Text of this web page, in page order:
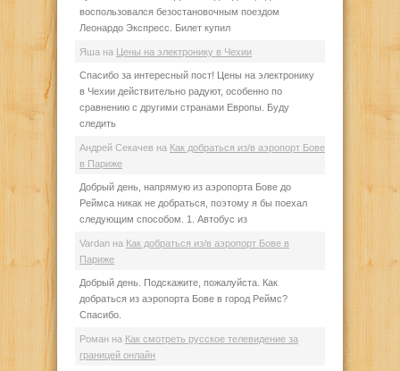
воспользовался безостановочным поездом
Леонардо Экспресс. Билет купил
Яша на Цены на электронику в Чехии
Спасибо за интересный пост! Цены на электронику
в Чехии действительно радуют, особенно по
сравнению с другими странами Европы. Буду
следить
Андрей Секачев на Как добраться из/в аэропорт Бове
в Париже
Добрый день, напрямую из аэропорта Бове до
Реймса никак не добраться, поэтому я бы поехал
следующим способом. 1. Автобус из
Vardan на Как добраться из/в аэропорт Бове в
Париже
Добрый день. Подскажите, пожалуйста. Как
добраться из аэропорта Бове в город Реймс?
Спасибо.
Роман на Как смотреть русское телевидение за
границей онлайн